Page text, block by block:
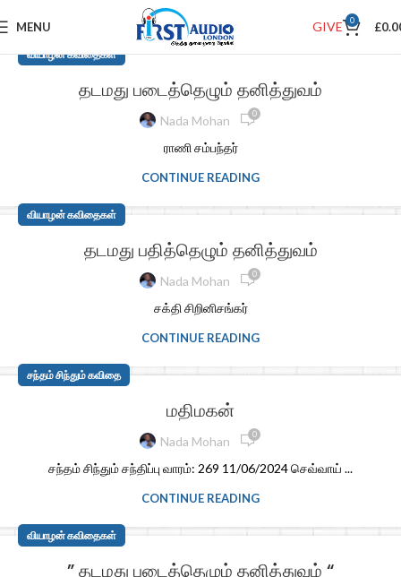
MENU GIVE 0 £
வியாழன் கவிதைகள்
தடமது படைத்தெழும் தனித்துவம்
Nada Mohan 0
ராணி சம்பந்தர்
CONTINUE READING
வியாழன் கவிதைகள்
தடமது பதித்தெழும் தனித்துவம்
Nada Mohan 0
சக்தி சிறினிசங்கர்
CONTINUE READING
சந்தம் சிந்தும் கவிதை
மதிமகன்
Nada Mohan 0
சந்தம் சிந்தும் சந்திப்பு வாரம்: 269 11/06/2024 செவ்வாய் ...
CONTINUE READING
வியாழன் கவிதைகள்
” தடமது படைத்தெழும் தனித்துவம் “